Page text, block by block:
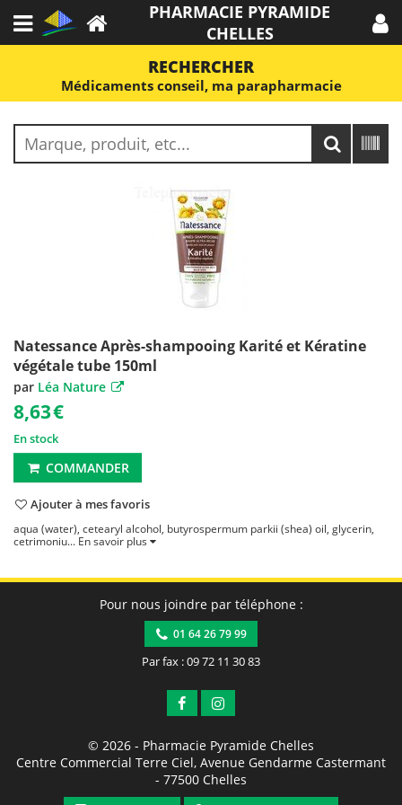
PHARMACIE PYRAMIDE
CHELLES
RECHERCHER
Médicaments conseil, ma parapharmacie
Natessance Après-shampooing Karité et Kératine
végétale tube 150ml
par Léa Nature
8,63€
En stock
COMMANDER
Ajouter à mes favoris
aqua (water), cetearyl alcohol, butyrospermum parkii (shea) oil, glycerin,
cetrimoniu... En savoir plus
Pour nous joindre par téléphone :
01 64 26 79 99
Par fax : 09 72 11 30 83
© 2026 - Pharmacie Pyramide Chelles
Centre Commercial Terre Ciel, Avenue Gendarme Castermant
- 77500 Chelles